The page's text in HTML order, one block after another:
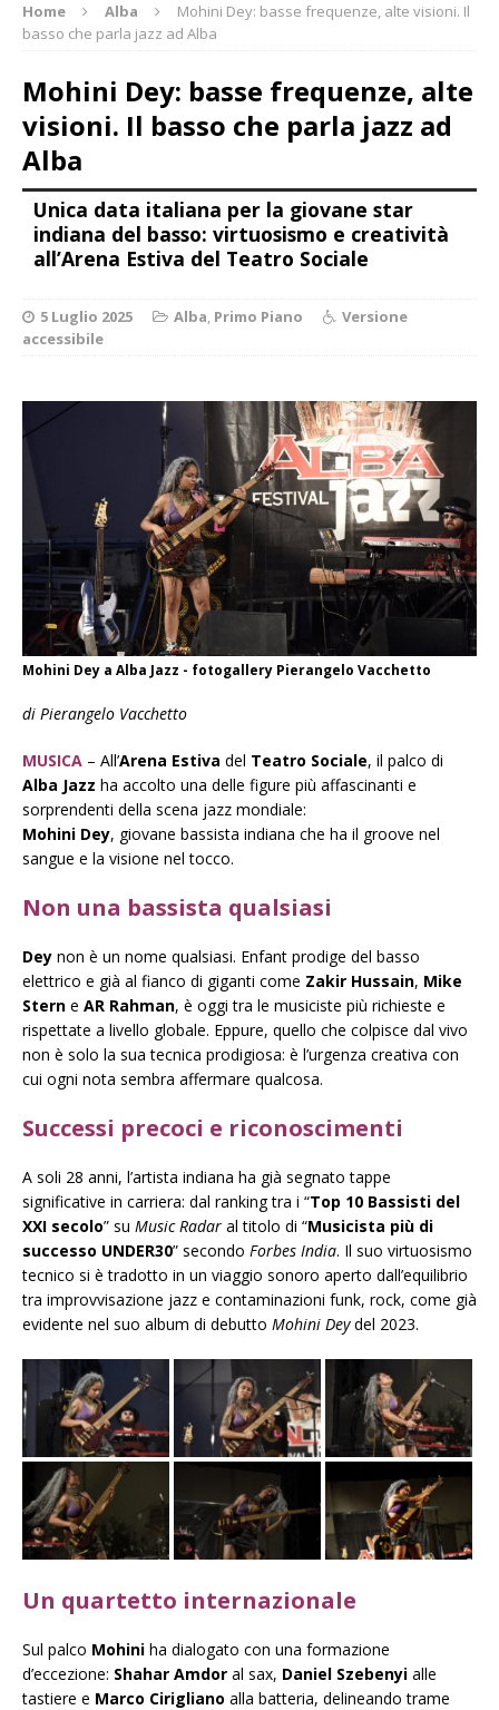
Home Alba
Mohini Dey: basse frequenze, alte visioni. Il
basso che parla jazz ad Alba
Mohini Dey: basse frequenze, alte
visioni. Il basso che parla jazz ad
Alba
Unica data italiana per la giovane star
indiana del basso: virtuosismo e creatività
all’Arena Estiva del Teatro Sociale
5 Luglio 2025 Alba, Primo Piano
Versione
accessibile
Mohini Dey a Alba Jazz - fotogallery Pierangelo Vacchetto
di Pierangelo Vacchetto
MUSICA – All’Arena Estiva del Teatro Sociale, il palco di
Alba Jazz ha accolto una delle figure più affascinanti e
sorprendenti della scena jazz mondiale:
Mohini Dey, giovane bassista indiana che ha il groove nel
sangue e la visione nel tocco.
Non una bassista qualsiasi
Dey non è un nome qualsiasi. Enfant prodige del basso
elettrico e già al fianco di giganti come Zakir Hussain, Mike
Stern e AR Rahman, è oggi tra le musiciste più richieste e
rispettate a livello globale. Eppure, quello che colpisce dal vivo
non è solo la sua tecnica prodigiosa: è l’urgenza creativa con
cui ogni nota sembra affermare qualcosa.
Successi precoci e riconoscimenti
A soli 28 anni, l’artista indiana ha già segnato tappe
significative in carriera: dal ranking tra i “Top 10 Bassisti del
XXI secolo” su Music Radar al titolo di “Musicista più di
successo UNDER30” secondo Forbes India. Il suo virtuosismo
tecnico si è tradotto in un viaggio sonoro aperto dall’equilibrio
tra improvvisazione jazz e contaminazioni funk, rock, come già
evidente nel suo album di debutto Mohini Deydel 2023.
Un quartetto internazionale
Sul palco Mohini ha dialogato con una formazione
d’eccezione: Shahar Amdor al sax, Daniel Szebenyi alle
tastiere e Marco Cirigliano alla batteria, delineando trame